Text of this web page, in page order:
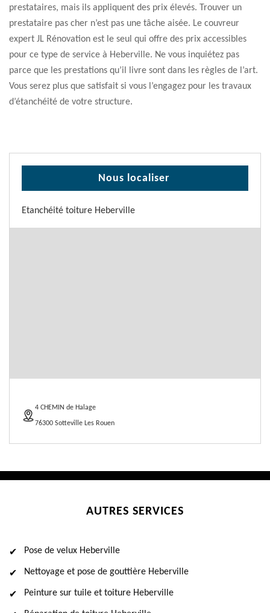
prestataires, mais ils appliquent des prix élevés. Trouver un
prestataire pas cher n’est pas une tâche aisée. Le couvreur
expert JL Rénovation est le seul qui offre des prix accessibles
pour ce type de service à Heberville. Ne vous inquiétez pas
parce que les prestations qu’il livre sont dans les règles de l’art.
Vous serez plus que satisfait si vous l’engagez pour les travaux
d’étanchéité de votre structure.
Nous localiser
Etanchéité toiture Heberville
4 CHEMIN de Halage
76300 Sotteville Les Rouen
AUTRES SERVICES
Pose de velux Heberville
Nettoyage et pose de gouttière Heberville
Peinture sur tuile et toiture Heberville